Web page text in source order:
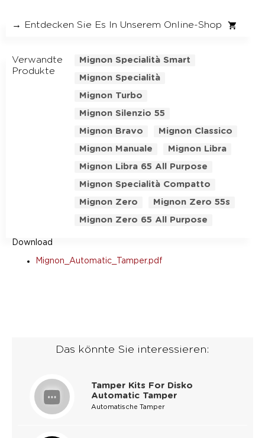
→ Entdecken Sie Es In Unserem Online-Shop
Verwandte
Produkte
Mignon Specialità Smart
Mignon Specialità
Mignon Turbo
Mignon Silenzio 55
Mignon Bravo
Mignon Classico
Mignon Manuale
Mignon Libra
Mignon Libra 65 All Purpose
Mignon Specialità Compatto
Mignon Zero
Mignon Zero 55s
Mignon Zero 65 All Purpose
Download
Mignon_Automatic_Tamper.pdf
Das könnte Sie interessieren:
Tamper Kits For Disko
Automatic Tamper
Automatische Tamper